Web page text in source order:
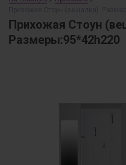
Прихожая Стоун
Размеры:95*42h220